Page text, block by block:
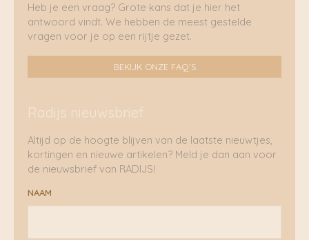
Heb je een vraag? Grote kans dat je hier het
antwoord vindt. We hebben de meest gestelde
vragen voor je op een rijtje gezet.
BEKIJK ONZE FAQ'S
Radijs nieuwsbrief
Altijd op de hoogte blijven van de laatste nieuwtjes,
kortingen en nieuwe artikelen? Meld je dan aan voor
de nieuwsbrief van RADIJS!
NAAM